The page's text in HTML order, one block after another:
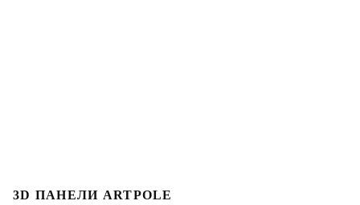
3D ПАНЕЛИ ARTPOLE